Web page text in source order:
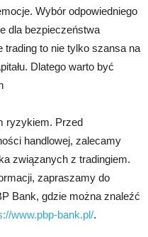
Wybór odpowiedniego
dla bezpieczeństwa
to nie tylko szansa na
Dlatego warto być
ryzykiem. Przed
handlowej, zalecamy
związanych z tradingiem.
zapraszamy do
Bank, gdzie można znaleźć
www.pbp-bank.pl/.